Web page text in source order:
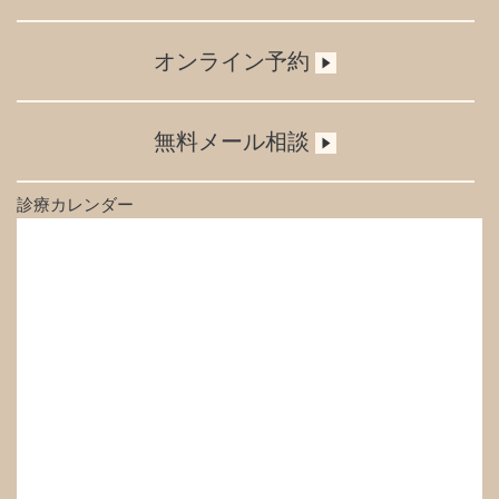
オンライン予約
無料メール相談
診療カレンダー